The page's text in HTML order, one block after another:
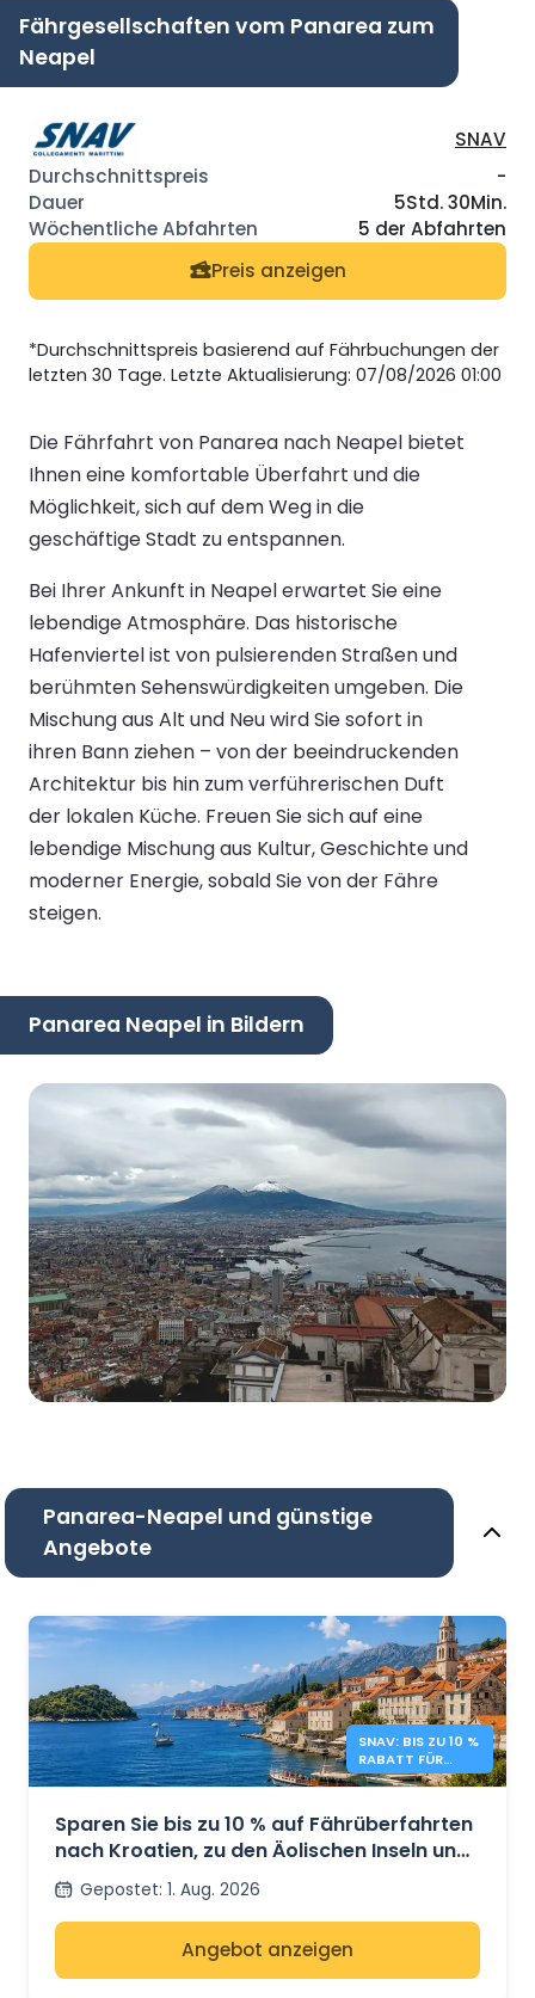
Fährgesellschaften vom Panarea zum
Neapel
SNAV
-
5Std. 30Min.
5 der Abfahrten
Preis anzeigen
*Durchschnittspreis basierend auf Fährbuchungen der
letzten 30 Tage. Letzte Aktualisierung: 07/08/2026 01:00
Die Fährfahrt von Panarea nach Neapel bietet
Ihnen eine komfortable Überfahrt und die
Möglichkeit, sich auf dem Weg in die
geschäftige Stadt zu entspannen.
Bei Ihrer Ankunft in Neapel erwartet Sie eine
lebendige Atmosphäre. Das historische
Hafenviertel ist von pulsierenden Straßen und
berühmten Sehenswürdigkeiten umgeben. Die
Mischung aus Alt und Neu wird Sie sofort in
ihren Bann ziehen – von der beeindruckenden
Architektur bis hin zum verführerischen Duft
der lokalen Küche. Freuen Sie sich auf eine
lebendige Mischung aus Kultur, Geschichte und
moderner Energie, sobald Sie von der Fähre
steigen.
Panarea Neapel in Bildern
Panarea-Neapel und günstige
Angebote
SNAV: BIS ZU 10 %
RABATT FÜR
KROATIEN UND
Sparen Sie bis zu 10 % auf Fährüberfahrten
nach Kroatien, zu den Äolischen Inseln und
den Pontinischen Inseln mit SNAV.
Gepostet: 1. Aug. 2026
Angebot anzeigen